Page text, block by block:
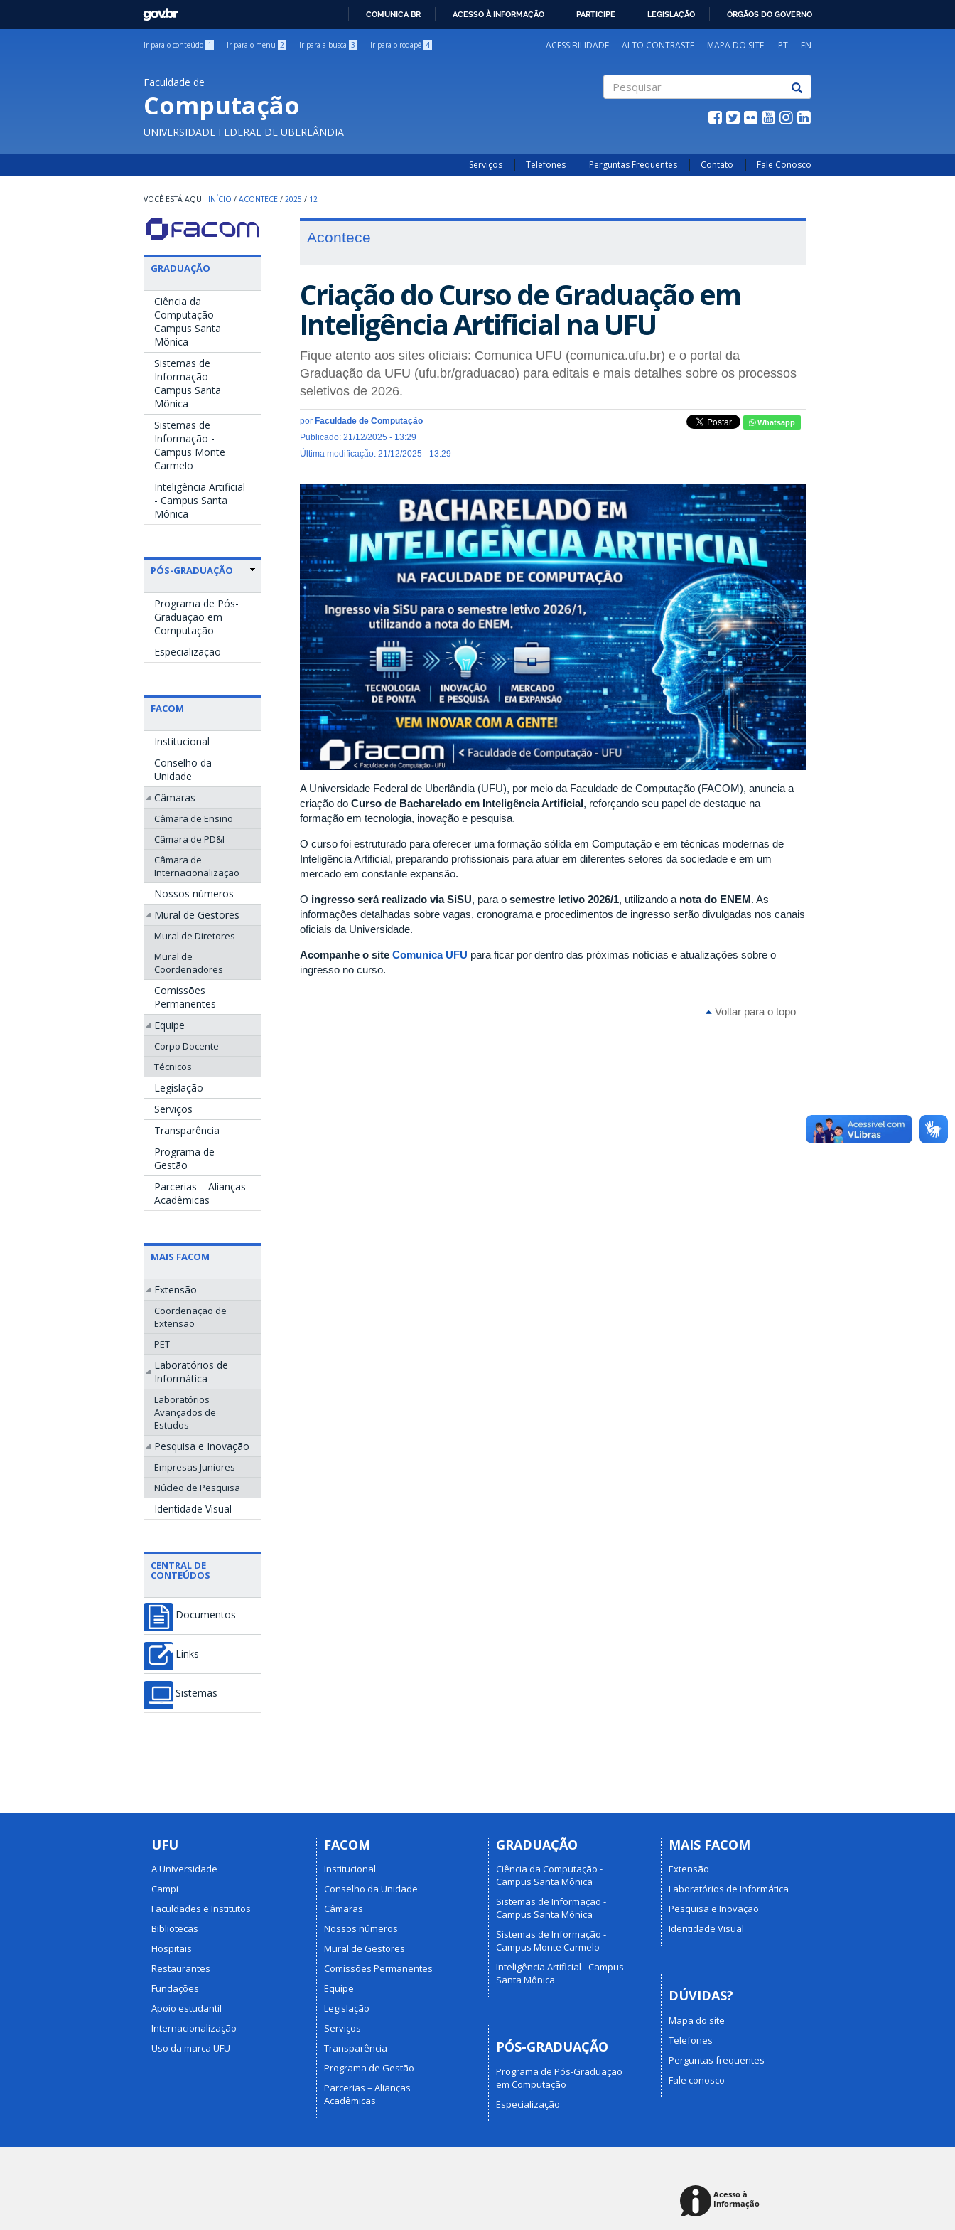
GOVBR
COMUNICA BR ACESSO À INFORMAÇÃO PARTICIPE LEGISLAÇÃO ÓRGÃOS DO GOVERNO
Ir para o conteúdo 1 Ir para o menu 2 Ir para a busca 3 Ir para o rodapé 4 PT EN
ACESSIBILIDADE ALTO CONTRASTE MAPA DO SITE
Faculdade de
Computação
UNIVERSIDADE FEDERAL DE UBERLÂNDIA
Serviços Telefones Perguntas Frequentes Contato Fale Conosco
INÍCIO / ACONTECE / 2025 / 12
GRADUAÇÃO
Ciência da
Computação -
Campus Santa
Mônica
Sistemas de
Informação -
Campus Santa
Mônica
Sistemas de
Informação -
Campus Monte
Carmelo
Inteligência Artificial
- Campus Santa
Mônica
PÓS-GRADUAÇÃO
Programa de Pós-
Graduação em
Computação
Especialização
FACOM
Institucional
Conselho da
Unidade
Câmaras
Câmara de Ensino
Câmara de PD&I
Câmara de
Internacionalização
Nossos números
Mural de Gestores
Mural de Diretores
Mural de
Coordenadores
Comissões
Permanentes
Equipe
Corpo Docente
Técnicos
Legislação
Serviços
Transparência
Programa de
Gestão
Parcerias – Alianças
Acadêmicas
MAIS FACOM
Extensão
Coordenação de
Extensão
PET
Laboratórios de
Informática
Laboratórios
Avançados de
Estudos
Pesquisa e Inovação
Empresas Juniores
Núcleo de Pesquisa
Identidade Visual
CENTRAL DE
CONTEÚDOS
Documentos
Links
Sistemas
Acontece
Criação do Curso de Graduação em
Inteligência Artificial na UFU
Fique atento aos sites oficiais: Comunica UFU (comunica.ufu.br) e o portal da
Graduação da UFU (ufu.br/graduacao) para editais e mais detalhes sobre os processos
seletivos de 2026.
por Faculdade de Computação
Publicado: 21/12/2025 - 13:29
Última modificação: 21/12/2025 - 13:29
Whatsapp
A Universidade Federal de Uberlândia (UFU), por meio da Faculdade de Computação (FACOM), anuncia a
criação do Curso de Bacharelado em Inteligência Artificial, reforçando seu papel de destaque na
formação em tecnologia, inovação e pesquisa.
O curso foi estruturado para oferecer uma formação sólida em Computação e em técnicas modernas de
Inteligência Artificial, preparando profissionais para atuar em diferentes setores da sociedade e em um
mercado em constante expansão.
O ingresso será realizado via SiSU, para o semestre letivo 2026/1, utilizando a nota do ENEM. As
informações detalhadas sobre vagas, cronograma e procedimentos de ingresso serão divulgadas nos canais
oficiais da Universidade.
Acompanhe o site Comunica UFU para ficar por dentro das próximas notícias e atualizações sobre o
ingresso no curso.
Voltar para o topo
UFU
A Universidade
Campi
Faculdades e Institutos
Bibliotecas
Hospitais
Restaurantes
Fundações
Apoio estudantil
Internacionalização
Uso da marca UFU
FACOM
Institucional
Conselho da Unidade
Câmaras
Nossos números
Mural de Gestores
Comissões Permanentes
Equipe
Legislação
Serviços
Transparência
Programa de Gestão
Parcerias – Alianças
Acadêmicas
GRADUAÇÃO
Ciência da Computação -
Campus Santa Mônica
Sistemas de Informação -
Campus Santa Mônica
Sistemas de Informação -
Campus Monte Carmelo
Inteligência Artificial - Campus
Santa Mônica
PÓS-GRADUAÇÃO
Programa de Pós-Graduação
em Computação
Especialização
MAIS FACOM
Extensão
Laboratórios de Informática
Pesquisa e Inovação
Identidade Visual
DÚVIDAS?
Mapa do site
Telefones
Perguntas frequentes
Fale conosco